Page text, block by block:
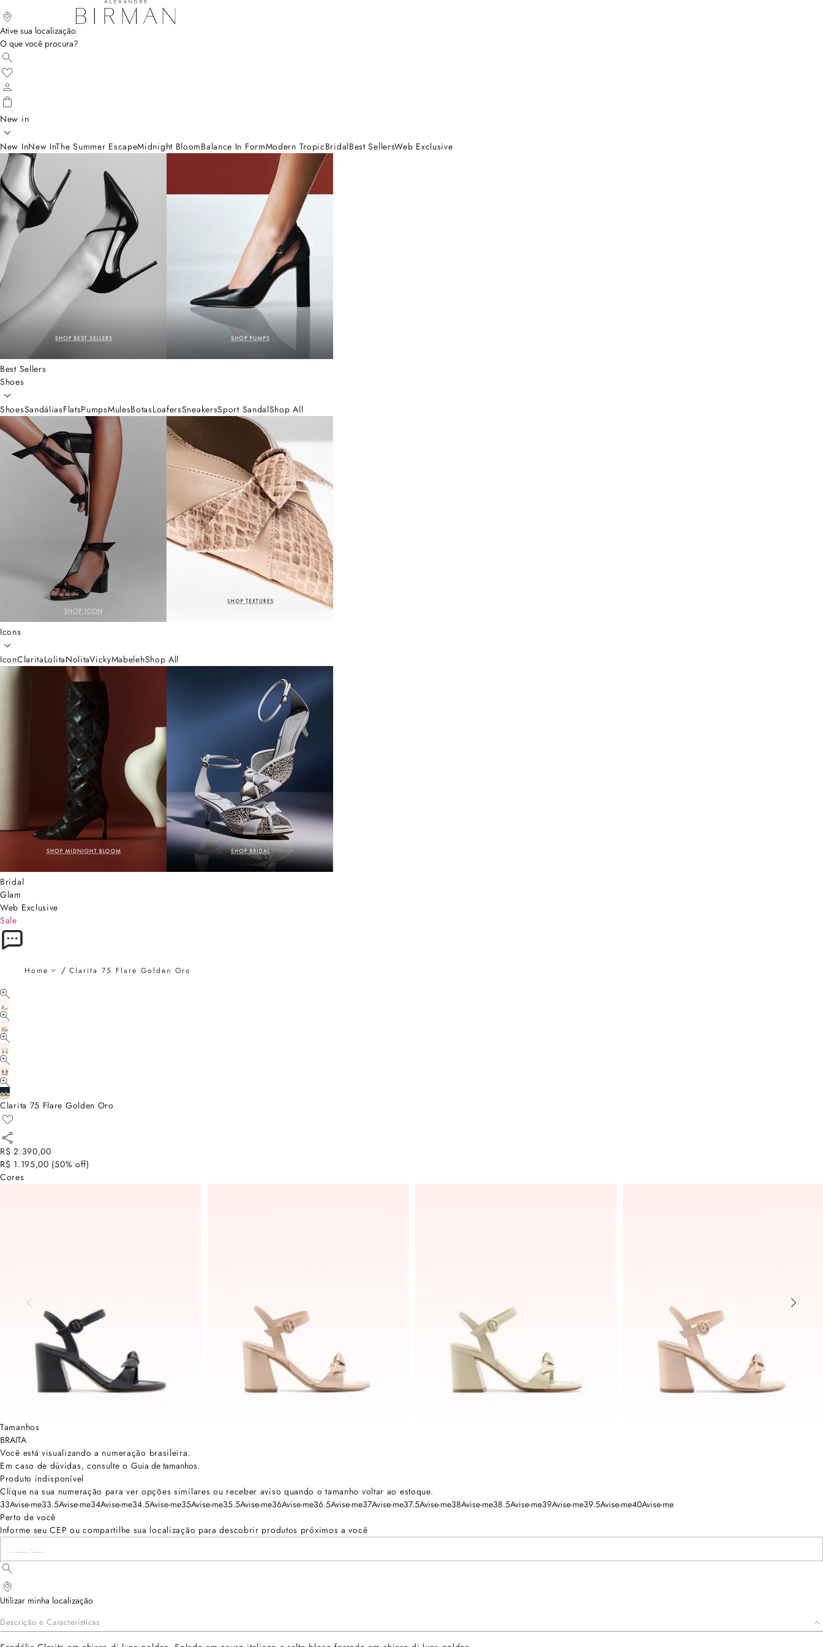
Ative sua localização
O que você procura?
New in
New InNew InThe Summer EscapeMidnight BloomBalance In FormModern TropicBridalBest SellersWeb Exclusive
Best Sellers
Shoes
ShoesSandáliasFlatsPumpsMulesBotasLoafersSneakersSport SandalShop All
Icons
IconClaritaLolitaNolitaVickyMabelehShop All
Bridal
Glam
Web Exclusive
Sale
Home Clarita 75 Flare Golden Oro
Clarita 75 Flare Golden Oro
R$ 2.390,00
R$ 1.195,00 (50% off)
Cores
Tamanhos
BRAITA
Você está visualizando a numeração brasileira.
Em caso de dúvidas, consulte o Guia de tamanhos.
Produto indisponível
Clique na sua numeração para ver opções similares ou receber aviso quando o tamanho voltar ao estoque.
33Avise-me33.5Avise-me34Avise-me34.5Avise-me35Avise-me35.5Avise-me36Avise-me36.5Avise-me37Avise-me37.5Avise-me38Avise-me38.5Avise-me39Avise-me39.5Avise-me40Avise-me
Perto de você
Informe seu CEP ou compartilhe sua localização para descobrir produtos próximos a você
Utilizar minha localização
Descrição e Características